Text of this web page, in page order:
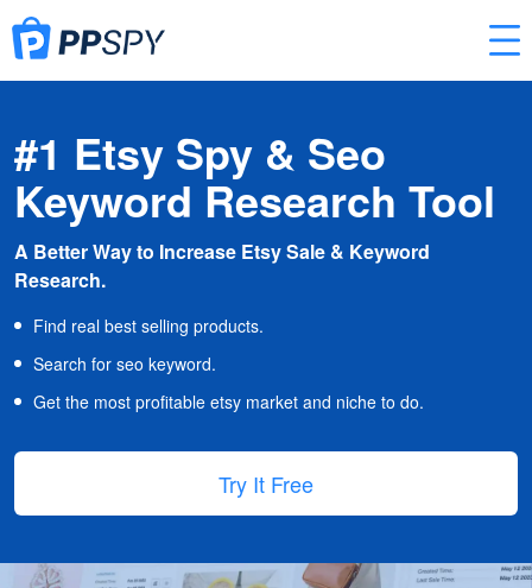
#1 Etsy Spy & Seo
Keyword Research Tool
A Better Way to Increase Etsy Sale & Keyword
Research.
Find real best selling products.
Search for seo keyword.
Get the most profitable etsy market and niche to do.
Try It Free